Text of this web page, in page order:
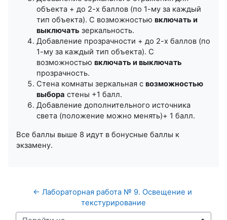
объекта + до 2-х баллов (по 1-му за каждый
тип объекта). С возможностью включать и
выключать зеркальность.
Добавление прозрачности + до 2-х баллов (по
1-му за каждый тип объекта). С
возможностью включать и выключать
прозрачность.
Стена комнаты зеркальная с возможностью
выбора стены +1 балл.
Добавление дополнительного источника
света (положение можно менять)+ 1 балл.
Все баллы выше 8 идут в бонусные баллы к
экзамену.
← Лабораторная работа № 9. Освещение и
текстурирование